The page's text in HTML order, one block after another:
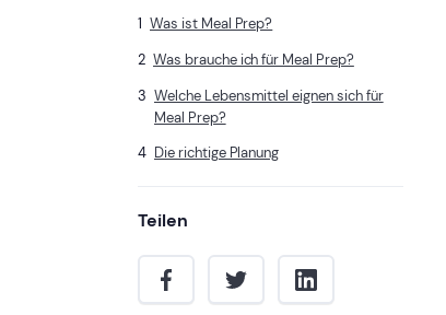
Was ist Meal Prep?
Was brauche ich für Meal Prep?
Welche Lebensmittel eignen sich für
Meal Prep?
Die richtige Planung
Teilen